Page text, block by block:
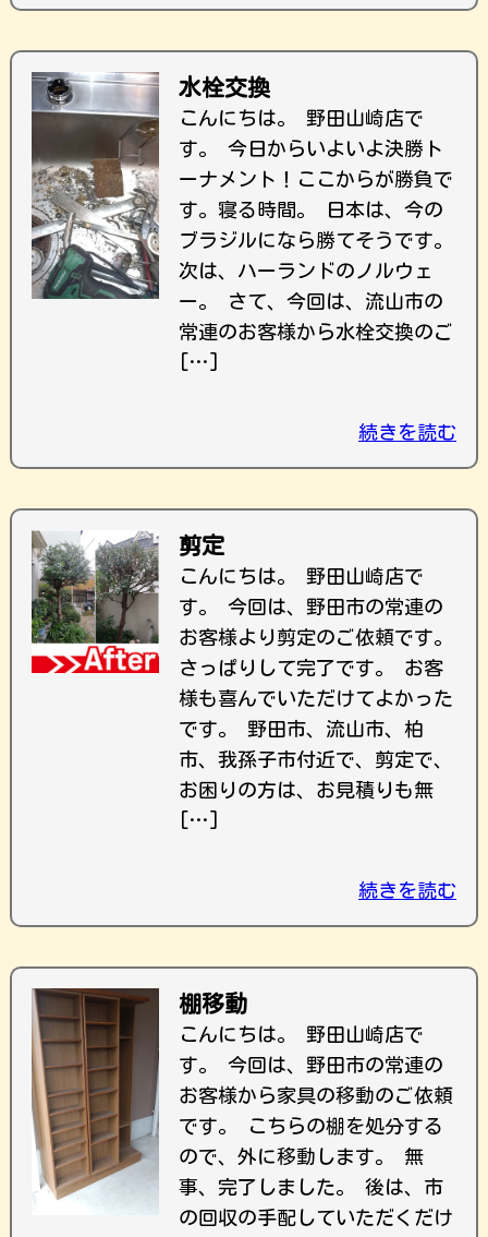
水栓交換
こんにちは。 野田山崎店で
す。 今日からいよいよ決勝ト
ーナメント！ここからが勝負で
す。寝る時間。 日本は、今の
ブラジルになら勝てそうです。
次は、ハーランドのノルウェ
ー。 さて、今回は、流山市の
常連のお客様から水栓交換のご
[…]
続きを読む
剪定
こんにちは。 野田山崎店で
す。 今回は、野田市の常連の
お客様より剪定のご依頼です。
さっぱりして完了です。 お客
様も喜んでいただけてよかった
です。 野田市、流山市、柏
市、我孫子市付近で、剪定で、
お困りの方は、お見積りも無
[…]
続きを読む
棚移動
こんにちは。 野田山崎店で
す。 今回は、野田市の常連の
お客様から家具の移動のご依頼
です。 こちらの棚を処分する
ので、外に移動します。 無
事、完了しました。 後は、市
の回収の手配していただくだけ